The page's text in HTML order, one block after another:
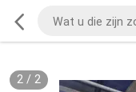
2/ 2